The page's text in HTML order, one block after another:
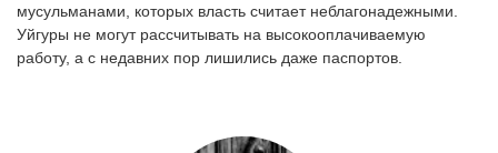
мусульманами, которых власть считает неблагонадежными.
Уйгуры не могут рассчитывать на высокооплачиваемую
работу, а с недавних пор лишились даже паспортов.